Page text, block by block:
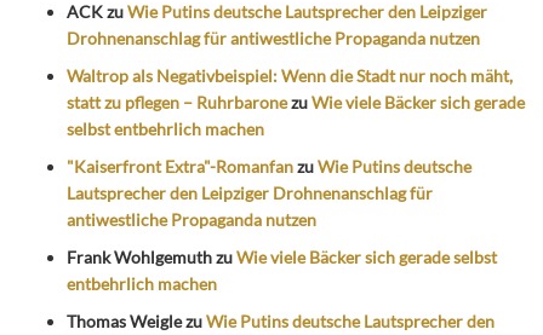
ACKzuWie Putins deutsche Lautsprecher den Leipziger
Drohnenanschlag für antiwestliche Propaganda nutzen
Waltrop als Negativbeispiel: Wenn die Stadt nur noch mäht,
statt zu pflegen – RuhrbaronezuWie viele Bäcker sich gerade
selbst entbehrlich machen
"Kaiserfront Extra"-RomanfanzuWie Putins deutsche
Lautsprecher den Leipziger Drohnenanschlag für
antiwestliche Propaganda nutzen
Frank WohlgemuthzuWie viele Bäcker sich gerade selbst
entbehrlich machen
Thomas WeiglezuWie Putins deutsche Lautsprecher den